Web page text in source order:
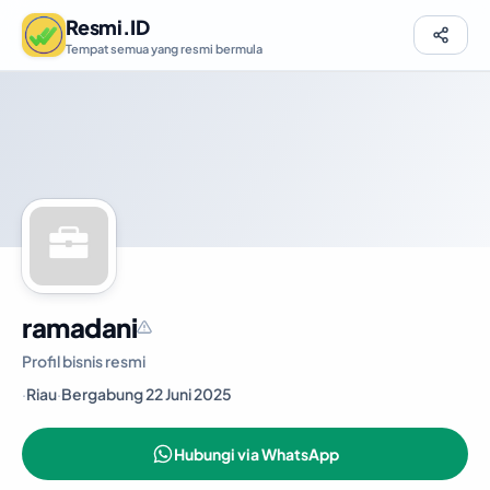
Resmi.ID
Tempat semua yang resmi bermula
ramadani
Profil bisnis resmi
·Riau·Bergabung 22 Juni 2025
Hubungi via WhatsApp